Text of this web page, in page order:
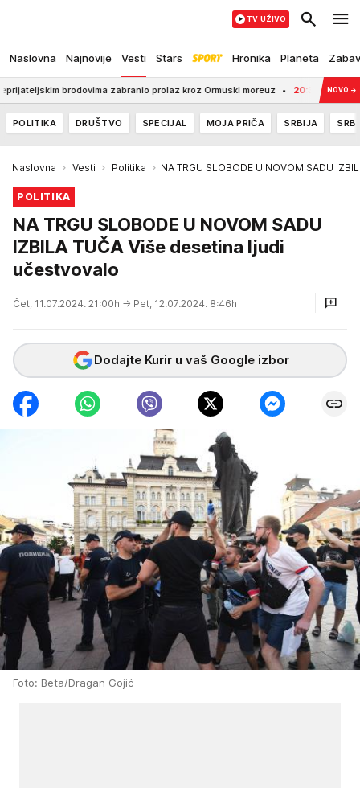
Naslovna Najnovije Vesti Stars Hronika Planeta
TV UŽIVO
brodovima zabranio prolaz kroz Ormuski moreuz 20:35 SPREMITE
NOVO →
POLITIKA DRUŠTVO SPECIJAL MOJA PRIČA SRBIJA
Naslovna Vesti Politika NA TRGU SLOBODE U NOVOM SADU
POLITIKA
NA TRGU SLOBODE U NOVOM SADU
IZBILA TUČA Više desetina ljudi
učestvovalo
Čet, 11.07.2024. 21:00h → Pet, 12.07.2024. 8:46h
Dodajte Kurir u vaš Google izbor
Foto: Beta/Dragan Gojić